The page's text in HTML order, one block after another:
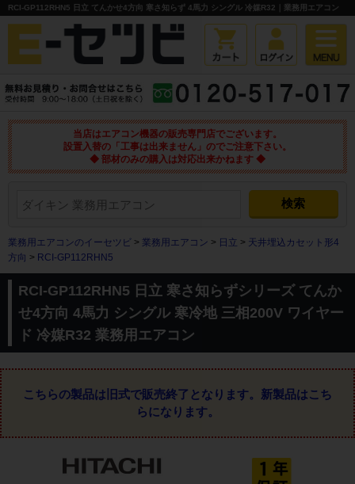
RCI-GP112RHN5 日立 てんかせ4方向 寒さ知らず 4馬力 シングル 冷媒R32｜業務用エアコン
当店はエアコン機器の販売専門店でございます。
設置入替の「工事は出来ません」のでご注意下さい。
◆ 部材のみの購入は対応出来かねます ◆
業務用エアコンのイーセツビ > 業務用エアコン > 日立 > 天井埋込カセット形4
方向 > RCI-GP112RHN5
RCI-GP112RHN5 日立 寒さ知らずシリーズ てんか
せ4方向 4馬力 シングル 寒冷地 三相200V ワイヤー
ド 冷媒R32 業務用エアコン
こちらの製品は旧式で販売終了となります。 新製品はこち
らになります。